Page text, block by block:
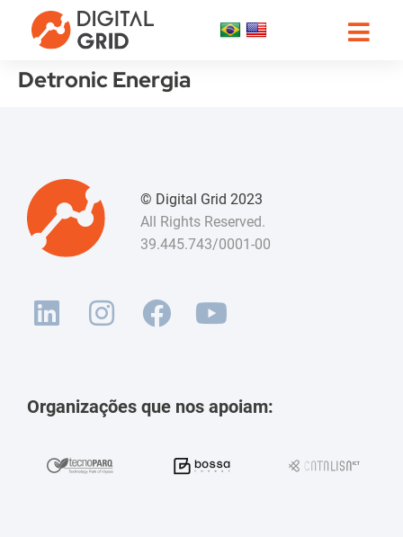
Detronic Energia
© Digital Grid 2023
All Rights Reserved.
39.445.743/0001-00
Organizações que nos apoiam: